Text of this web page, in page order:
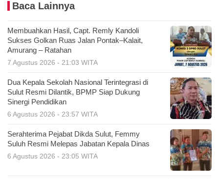
Baca Lainnya
Membuahkan Hasil, Capt. Remly Kandoli
Sukses Golkan Ruas Jalan Pontak–Kalait,
Amurang – Ratahan
7 Agustus 2026 - 21:03 WITA
Dua Kepala Sekolah Nasional Terintegrasi di
Sulut Resmi Dilantik, BPMP Siap Dukung
Sinergi Pendidikan
6 Agustus 2026 - 23:57 WITA
Serahterima Pejabat Dikda Sulut, Femmy
Suluh Resmi Melepas Jabatan Kepala Dinas
6 Agustus 2026 - 23:05 WITA